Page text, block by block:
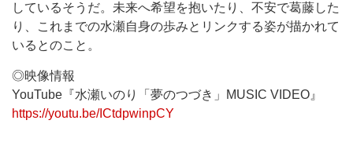
しているそうだ。未来へ希望を抱いたり、不安で葛藤した
り、これまでの水瀬自身の歩みとリンクする姿が描かれて
いるとのこと。
◎映像情報
YouTube『水瀬いのり「夢のつづき」MUSIC VIDEO』
https://youtu.be/ICtdpwinpCY